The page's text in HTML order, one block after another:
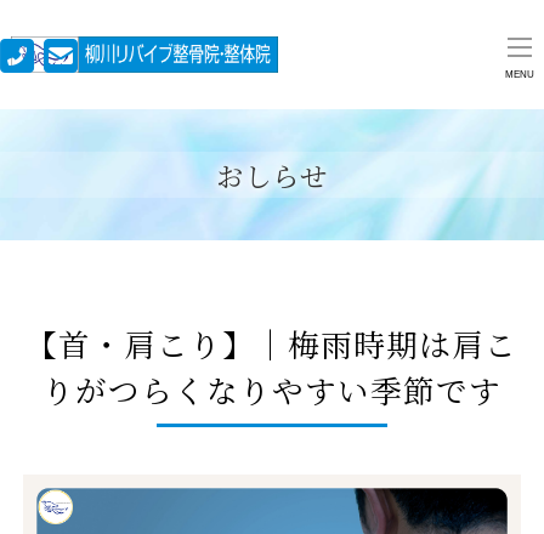
MENU
おしらせ
【首・肩こり】｜梅雨時期は肩こ
りがつらくなりやすい季節です